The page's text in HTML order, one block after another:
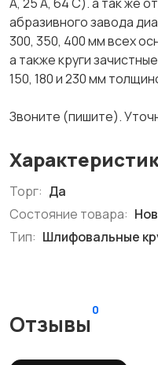
абразивного завода
300, 350, 400 мм всех
а также круги
150, 180 и 230 мм
Звоните (пишите).
Торг: Да
Состояние товара:
Тип: Шлифовальные
Отзывы
0